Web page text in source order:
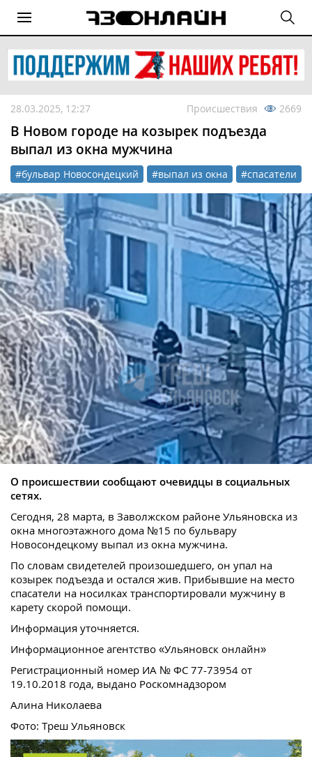
28.03.2025, 12:27 Происшествия 2669
В Новом городе на козырек подъезда
выпал из окна мужчина
#бульвар Новосондецкий #выпал из окна #спасатели
О происшествии сообщают очевидцы в социальных
сетях.
Сегодня, 28 марта, в Заволжском районе Ульяновска из
окна многоэтажного дома №15 по бульвару
Новосондецкому выпал из окна мужчина.
По словам свидетелей произошедшего, он упал на
козырек подъезда и остался жив. Прибывшие на место
спасатели на носилках транспортировали мужчину в
карету скорой помощи.
Информация уточняется.
Информационное агентство «Ульяновск онлайн»
Регистрационный номер ИА № ФС 77-73954 от
19.10.2018 года, выдано Роскомнадзором
Алина Николаева
Фото: Треш Ульяновск